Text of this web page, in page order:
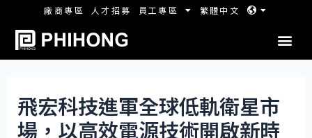
廠商專區 人才招募 員工專區 繁體中文
飛宏科技進軍全球低軌衛星市
場，以高效電源技術開啟新時